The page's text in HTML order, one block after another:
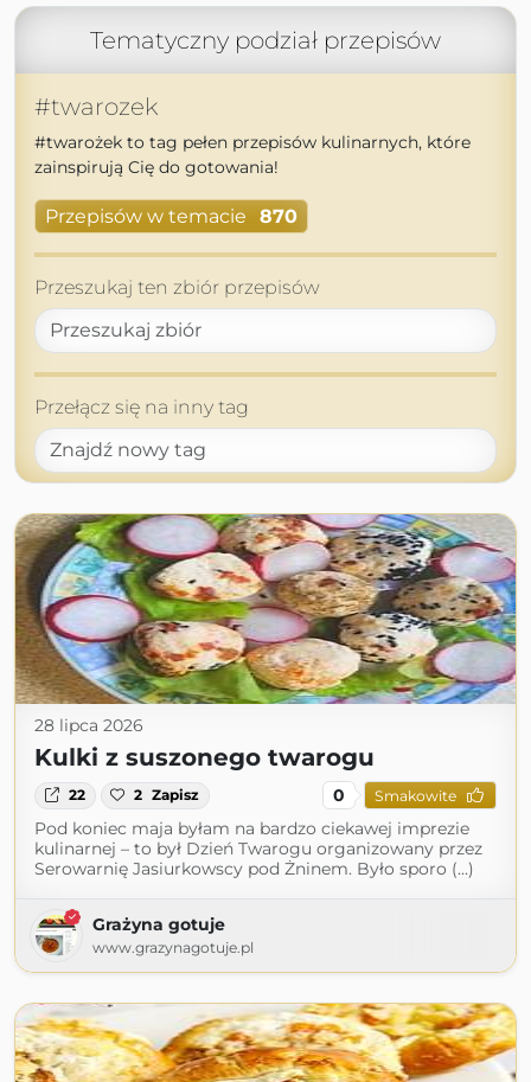
Tematyczny podział przepisów
#twarozek
#twarożek to tag pełen przepisów kulinarnych, które
zainspirują Cię do gotowania!
Przepisów w temacie 870
Przeszukaj ten zbiór przepisów
Przełącz się na inny tag
28 lipca 2026
Kulki z suszonego twarogu
22 2 Zapisz 0 Smakowite
Pod koniec maja byłam na bardzo ciekawej imprezie
kulinarnej – to był Dzień Twarogu organizowany przez
Serowarnię Jasiurkowscy pod Żninem. Było sporo (...)
Grażyna gotuje
www.grazynagotuje.pl